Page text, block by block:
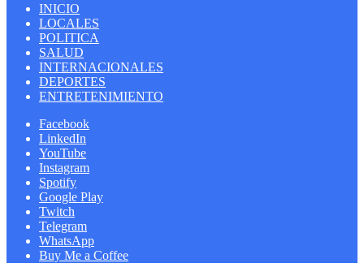
INICIO
LOCALES
POLITICA
SALUD
INTERNACIONALES
DEPORTES
ENTRETENIMIENTO
Facebook
LinkedIn
YouTube
Instagram
Spotify
Google Play
Twitch
Telegram
WhatsApp
Buy Me a Coffee